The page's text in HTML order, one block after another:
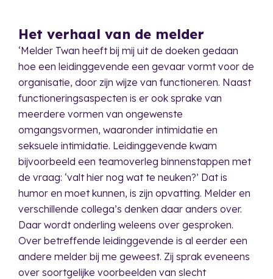
Het verhaal van de melder
‘Melder Twan heeft bij mij uit de doeken gedaan
hoe een leidinggevende een gevaar vormt voor de
organisatie, door zijn wijze van functioneren. Naast
functioneringsaspecten is er ook sprake van
meerdere vormen van ongewenste
omgangsvormen, waaronder intimidatie en
seksuele intimidatie. Leidinggevende kwam
bijvoorbeeld een teamoverleg binnenstappen met
de vraag: ‘valt hier nog wat te neuken?’ Dat is
humor en moet kunnen, is zijn opvatting. Melder en
verschillende collega’s denken daar anders over.
Daar wordt onderling weleens over gesproken.
Over betreffende leidinggevende is al eerder een
andere melder bij me geweest. Zij sprak eveneens
over soortgelijke voorbeelden van slecht